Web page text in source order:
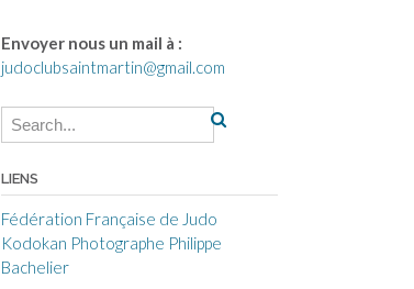
Envoyer nous un mail à :
judoclubsaintmartin@gmail.com
LIENS
Fédération Française de Judo
Kodokan Photographe Philippe
Bachelier